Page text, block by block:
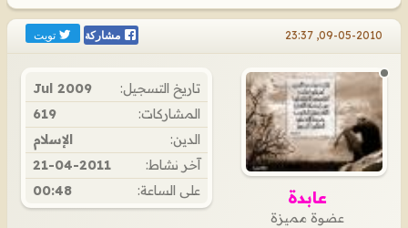
09-05-2010, 23:37 مشاركة تويت
عابدة
عضوة مميزة
تاريخ التسجيل:
Jul 2009
المشاركات:
619
الدين:
الإسلام
آخر نشاط:
21-04-2011
على الساعة:
00:48